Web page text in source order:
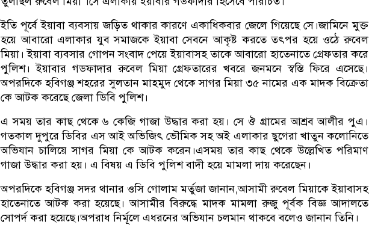
ইতি পূর্বে ইয়াবা ব্যবসায় জড়িত থাকার কারণে একাধিকবার জেলে গিয়েছে সে।জামিনে মুক্ত
হয়ে আবারো এলাকার যুব সমাজকে ইয়াবা সেবনে আকৃষ্ট করতে তৎপর হয়ে ওঠে রুবেল
মিয়া। ইয়াবা ব্যবসার গোপন সংবাদ পেয়ে ইয়াবাসহ তাকে আবারো হাতেনাতে গ্রেফতার করে
পুলিশ। ইয়াবার গডফাদার রুবেল মিয়া গ্রেফতারের খবরে জনমনে স্বস্তি ফিরে এসেছে।
অপরদিকে হবিগঞ্জ শহরের সুলতান মাহমুদ থেকে সাগর মিয়া ৩৫ নামের এক মাদক বিক্রেতা
কে আটক করেছে জেলা ডিবি পুলিশ।
এ সময় তার কাছ থেকে ৬ কেজি গাজা উদ্ধার করা হয়। সে ঔ গ্রামের আশ্রব আলীর পুএ।
গতকাল দুপুরে ডিবির এস আই অভিজিৎ ভৌমিক সহ অই এলাকার ছুগেরা খাতুন কলোনিতে
অভিযান চালিয়ে সাগর মিয়া কে আটক করেন।এসময় তার কাছ থেকে উল্লেখিত পরিমাণ
গাজা উদ্ধার করা হয়। এ বিষয় এ ডিবি পুলিশ বাদী হয়ে মামলা দায় করেছেন।
অপরদিকে হবিগঞ্জ সদর থানার ওসি গোলাম মর্তুজা জানান,আসামী রুবেল মিয়াকে ইয়াবাসহ
হাতেনাতে আটক করা হয়েছে। আসামীর বিরুদ্ধে মাদক মামলা রুজু পূর্বক বিজ্ঞ আদালতে
সোপর্দ করা হয়েছে।অপরাধ নির্মূলে এধরনের অভিযান চলমান থাকবে বলেও জানান তিনি।